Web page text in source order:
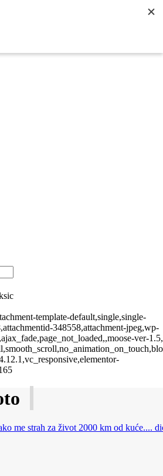
template-default,single,single-
348558,attachment-jpeg,wp-
ver-1.5,
me strah za život 2000 km od kuće....